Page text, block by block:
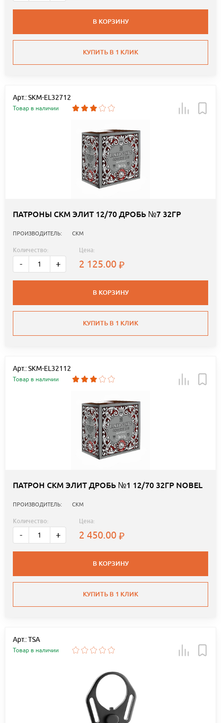
В КОРЗИНУ
КУПИТЬ В 1 КЛИК
Арт.: SKM-EL32712
Товар в наличии
ПАТРОНЫ СКМ ЭЛИТ 12/70 ДРОБЬ №7 32ГР
ПРОИЗВОДИТЕЛЬ: СКМ
Количество:
- +
Цена:
2 125.00
В КОРЗИНУ
КУПИТЬ В 1 КЛИК
Арт.: SKM-EL32112
Товар в наличии
ПАТРОН СКМ ЭЛИТ ДРОБЬ №1 12/70 32ГР NOBEL
ПРОИЗВОДИТЕЛЬ: СКМ
Количество:
- +
Цена:
2 450.00
В КОРЗИНУ
КУПИТЬ В 1 КЛИК
Арт.: TSA
Товар в наличии